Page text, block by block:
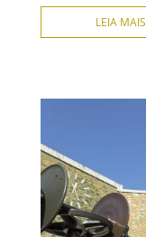
LEIA MAIS